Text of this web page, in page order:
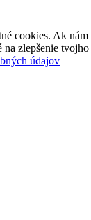
cookies. Ak
zlepšenie
údajov